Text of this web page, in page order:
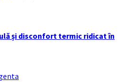
și disconfort termic ridicat în